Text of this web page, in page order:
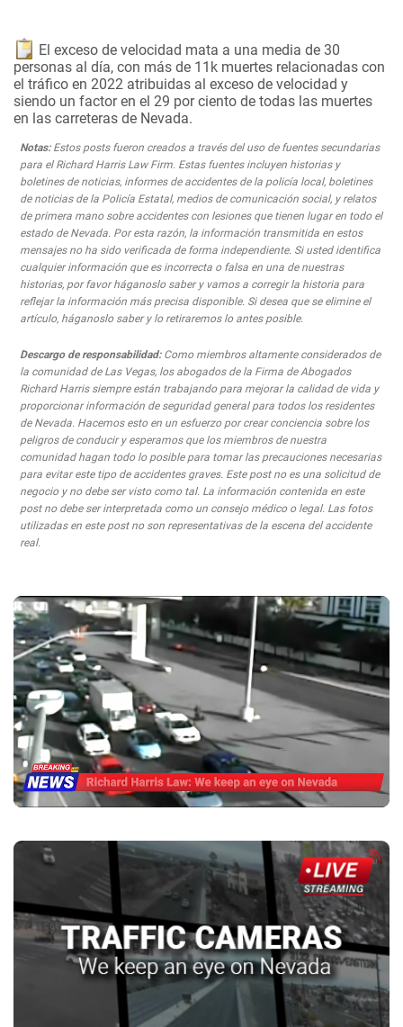
El exceso de velocidad mata a una media de 30
personas al día, con más de 11k muertes relacionadas con
el tráfico en 2022 atribuidas al exceso de velocidad y
siendo un factor en el 29 por ciento de todas las muertes
en las carreteras de Nevada.
Notas:Estos posts fueron creados a través del uso de fuentes secundarias
para el Richard Harris Law Firm. Estas fuentes incluyen historias y
boletines de noticias, informes de accidentes de la policía local, boletines
de noticias de la Policía Estatal, medios de comunicación social, y relatos
de primera mano sobre accidentes con lesiones que tienen lugar en todo el
estado de Nevada. Por esta razón, la información transmitida en estos
mensajes no ha sido verificada de forma independiente. Si usted identifica
cualquier información que es incorrecta o falsa en una de nuestras
historias, por favor háganoslo saber y vamos a corregir la historia para
reflejar la información más precisa disponible. Si desea que se elimine el
artículo, háganoslo saber y lo retiraremos lo antes posible.
Descargo de responsabilidad:Como miembros altamente considerados de
la comunidad de Las Vegas, los abogados de la Firma de Abogados
Richard Harris siempre están trabajando para mejorar la calidad de vida y
proporcionar información de seguridad general para todos los residentes
de Nevada. Hacemos esto en un esfuerzo por crear conciencia sobre los
peligros de conducir y esperamos que los miembros de nuestra
comunidad hagan todo lo posible para tomar las precauciones necesarias
para evitar este tipo de accidentes graves. Este post no es una solicitud de
negocio y no debe ser visto como tal. La información contenida en este
post no debe ser interpretada como un consejo médico o legal. Las fotos
utilizadas en este post no son representativas de la escena del accidente
real.